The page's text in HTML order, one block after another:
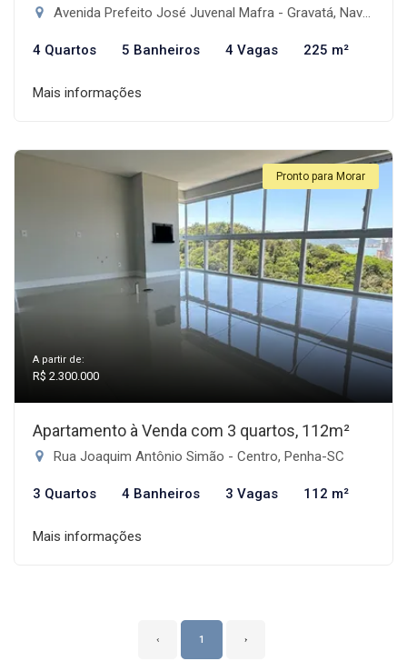
Avenida Prefeito José Juvenal Mafra - Gravatá, Navegantes-SC
4 Quartos 5 Banheiros 4 Vagas 225 m²
Mais informações
Pronto para Morar
A partir de:
R$ 2.300.000
Apartamento à Venda com 3 quartos, 112m²
Rua Joaquim Antônio Simão - Centro, Penha-SC
3 Quartos 4 Banheiros 3 Vagas 112 m²
Mais informações
‹ 1 ›